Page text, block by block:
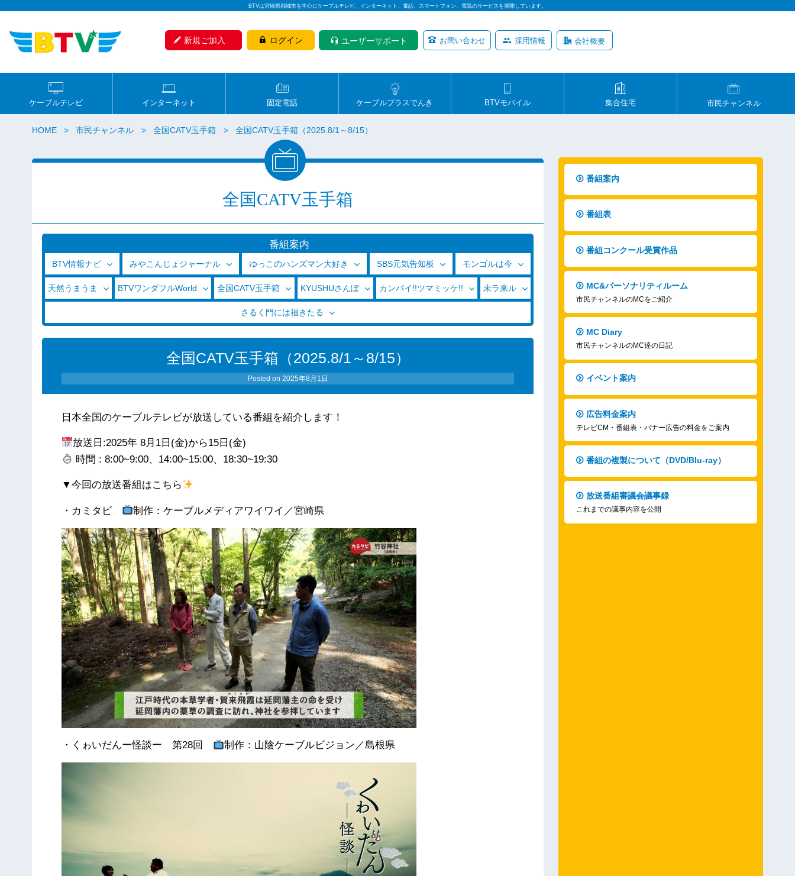
BTVは宮崎県都城市を中心にケーブルテレビ、インターネット、電話、スマートフォン、電気のサービスを展開しています。
新規ご加入 ログイン ユーザーサポート お問い合わせ 採用情報 会社概要
ケーブルテレビ インターネット 固定電話 ケーブルプラスでんき BTVモバイル 集合住宅 市民チャンネル
HOME 市民チャンネル 全国CATV玉手箱 全国CATV玉手箱（2025.8/1～8/15）
全国CATV玉手箱
番組案内
BTV情報ナビ みやこんじょジャーナル ゆっこのハンズマン大好き SBS元気告知板 モンゴルは今
天然うまうま BTVワンダフルWorld 全国CATV玉手箱 KYUSHUさんぽ カンパイ!!ツマミッケ!! 未ラ来ル
さるく門には福きたる
全国CATV玉手箱（2025.8/1～8/15）
Posted on 2025年8月1日
日本全国のケーブルテレビが放送している番組を紹介します！
放送日:2025年 8月1日(金)から15日(金)
時間 : 8:00~9:00、14:00~15:00、18:30~19:30
▼今回の放送番組はこちら
・カミタビ 制作：ケーブルメディアワイワイ／宮崎県
・くゎいだんー怪談ー 第28回 制作：山陰ケーブルビジョン／島根県
番組案内
番組表
番組コンクール受賞作品
MC&パーソナリティルーム
市民チャンネルのMCをご紹介
MC Diary
市民チャンネルのMC達の日記
イベント案内
広告料金案内
テレビCM・番組表・バナー広告の料金をご案内
番組の複製について（DVD/Blu-ray）
放送番組審議会議事録
これまでの議事内容を公開